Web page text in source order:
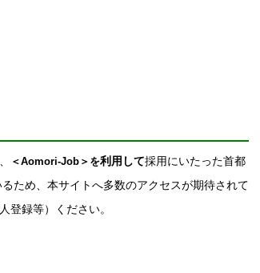
＜Aomori-Job＞を利用して採用にいたった首都
ため、本サイトへ多数のアクセスが期待されて
登録等）ください。